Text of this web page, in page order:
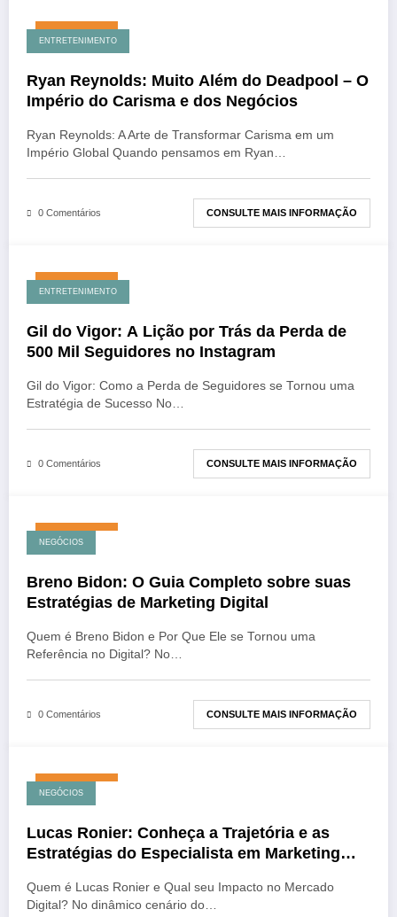
julho 26, 2026
ENTRETENIMENTO
Ryan Reynolds: Muito Além do Deadpool – O
Império do Carisma e dos Negócios
Ryan Reynolds: A Arte de Transformar Carisma em um
Império Global Quando pensamos em Ryan…
0 Comentários CONSULTE MAIS INFORMAÇÃO
julho 24, 2026
ENTRETENIMENTO
Gil do Vigor: A Lição por Trás da Perda de
500 Mil Seguidores no Instagram
Gil do Vigor: Como a Perda de Seguidores se Tornou uma
Estratégia de Sucesso No…
0 Comentários CONSULTE MAIS INFORMAÇÃO
julho 24, 2026
NEGÓCIOS
Breno Bidon: O Guia Completo sobre suas
Estratégias de Marketing Digital
Quem é Breno Bidon e Por Que Ele se Tornou uma
Referência no Digital? No…
0 Comentários CONSULTE MAIS INFORMAÇÃO
julho 23, 2026
NEGÓCIOS
Lucas Ronier: Conheça a Trajetória e as
Estratégias do Especialista em Marketing
Quem é Lucas Ronier e Qual seu Impacto no Mercado
Digital? No dinâmico cenário do…